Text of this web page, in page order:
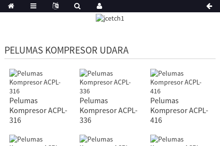
PELUMAS KOMPRESOR UDARA
Pelumas
Kompresor ACPL-
316
Pelumas
Kompresor ACPL-
336
Pelumas
Kompresor ACPL-
416